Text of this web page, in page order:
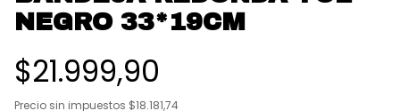
NEGRO 33*19CM
$21.999,90
Precio sin impuestos $18.181,74